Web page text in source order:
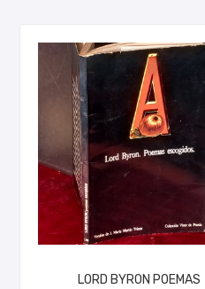
LORD BYRON POEMAS